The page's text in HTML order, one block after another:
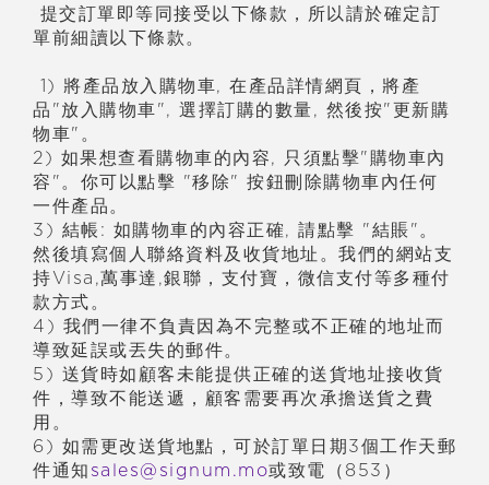
提交訂單即等同接受以下條款，所以請於確定訂
單前細讀以下條款。
1) 將產品放入購物車, 在 產品詳情網頁，將產
品"放入購物車", 選擇訂購的數量, 然後按"更新購
物車"。
2) 如果想查看購物車的內容, 只須點擊"購物車內
容"。你可以點擊 "移除" 按鈕刪除購物車內任何
一件產品。
3) 結帳: 如購物車的內容正確, 請點擊 "結賬"。
然後填寫個人聯絡資料及收貨地址。我們的網站支
持Visa,萬事達 ,銀聯，支付寶，微信支付等多種付
款方式。
4) 我們一律不負責因為不完整或不正確的地址而
導致延誤或丟失的郵件。
5) 送貨時如顧客未能提供正確的送貨地址接收貨
件，導致不能送遞，顧客需要再次承擔送貨之費
用。
6) 如需更改送貨地點，可於訂單日期3個工作天郵
件通知 sales@signum.mo或致電（853）